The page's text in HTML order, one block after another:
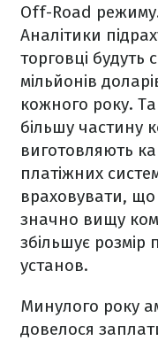
Off-Road
Аналітики
торговці будуть
мільйонів
кожного року.
більшу частину
виготовляють
платіжних
враховувати,
значно вищу
збільшує розмір
установ.
Минулого року
довелося